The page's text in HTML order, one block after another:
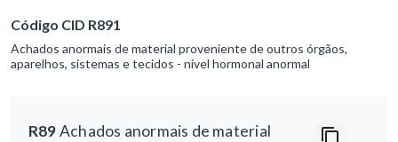
Código CID R891
Achados anormais de material proveniente de outros órgãos,
aparelhos, sistemas e tecidos - nível hormonal anormal
R89Achados anormais de material